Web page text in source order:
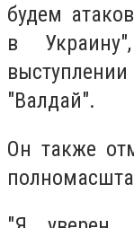
будем
в
"Валдай".
Он также